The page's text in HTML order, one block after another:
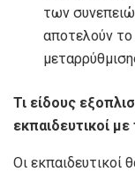
των
αποτελούν το
Τι είδους
εκπαιδευτικοί
Οι εκπαιδευτικοί